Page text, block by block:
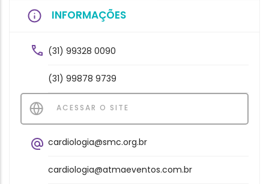
INFORMAÇÕES
(31) 99328 0090
(31) 99878 9739
ACESSAR O SITE
cardiologia@smc.org.br
cardiologia@atmaeventos.com.br